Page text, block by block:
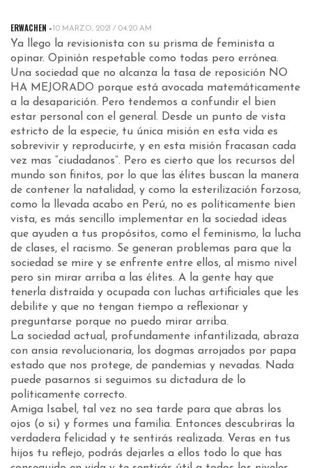
ERWACHEN - 10 MARZO, 2021 / 04:20 AM
Ya llego la revisionista con su prisma de feminista a
opinar. Opinión respetable como todas pero errónea.
Una sociedad que no alcanza la tasa de reposición NO
HA MEJORADO porque está avocada matemáticamente
a la desaparición. Pero tendemos a confundir el bien
estar personal con el general. Desde un punto de vista
estricto de la especie, tu única misión en esta vida es
sobrevivir y reproducirte, y en esta misión fracasan cada
vez mas “ciudadanos”. Pero es cierto que los recursos del
mundo son finitos, por lo que las élites buscan la manera
de contener la natalidad, y como la esterilización forzosa,
como la llevada acabo en Perú, no es políticamente bien
vista, es más sencillo implementar en la sociedad ideas
que ayuden a tus propósitos, como el feminismo, la lucha
de clases, el racismo. Se generan problemas para que la
sociedad se mire y se enfrente entre ellos, al mismo nivel
pero sin mirar arriba a las élites. A la gente hay que
tenerla distraída y ocupada con luchas artificiales que les
debilite y que no tengan tiempo a reflexionar y
preguntarse porque no puedo mirar arriba.
La sociedad actual, profundamente infantilizada, abraza
con ansia revolucionaria, los dogmas arrojados por papa
estado que nos protege, de pandemias y nevadas. Nada
puede pasarnos si seguimos su dictadura de lo
políticamente correcto.
Amiga Isabel, tal vez no sea tarde para que abras los
ojos (o si) y formes una familia. Entonces descubriras la
verdadera felicidad y te sentirás realizada. Veras en tus
hijos tu reflejo, podrás dejarles a ellos todo lo que has